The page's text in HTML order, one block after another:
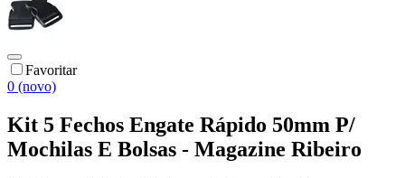
Favoritar
0 (novo)
Kit 5 Fechos Engate Rápido 50mm P/
Mochilas E Bolsas - Magazine Ribeiro